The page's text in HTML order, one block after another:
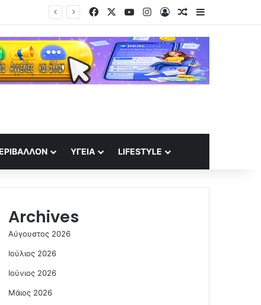
FacebookYouTubeInstagram
Log InRandom Article
Sidebar
ΥΓΕΊΑ LIFESTYLE
Archives
Αύγουστος 2026
Ιούλιος 2026
Ιούνιος 2026
Μάιος 2026